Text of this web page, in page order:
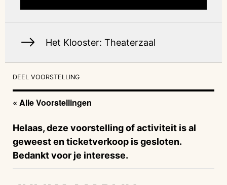
DEEL VOORSTELLING
« Alle Voorstellingen
Helaas, deze voorstelling of activiteit is al
geweest en ticketverkoop is gesloten.
Bedankt voor je interesse.
Het Klooster: Theaterzaal